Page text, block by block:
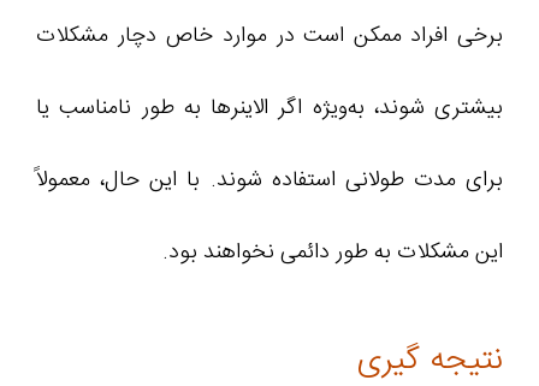
برخی افراد ممکن است در موارد خاص دچار مشکلات
بیشتری شوند، به‌ویژه اگر الاینرها به طور نامناسب یا
برای مدت طولانی استفاده شوند. با این حال، معمولاً
این مشکلات به طور دائمی نخواهند بود.
نتیجه گیری